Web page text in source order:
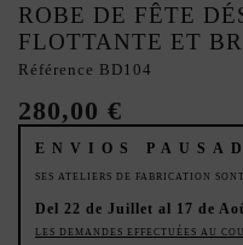
ROBE DE FÊTE
FLOTTANTE ET
Référence BD104
280,00 €
ENVIOS
SES ATELIERS DE FABRICATION
Del 22 de Juillet al 17 de
LES DEMANDES EFFECTUÉES AU